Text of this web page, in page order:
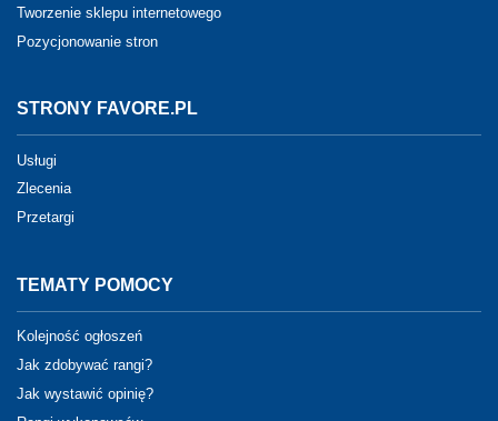
Tworzenie sklepu internetowego
Pozycjonowanie stron
STRONY FAVORE.PL
Usługi
Zlecenia
Przetargi
TEMATY POMOCY
Kolejność ogłoszeń
Jak zdobywać rangi?
Jak wystawić opinię?